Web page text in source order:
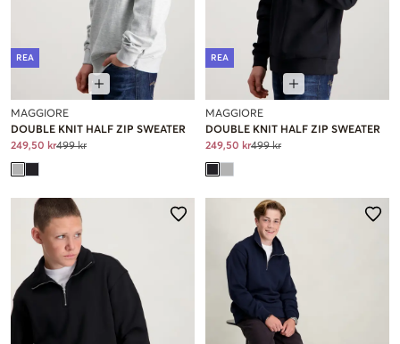
REA
MAGGIORE
DOUBLE KNIT HALF ZIP SWEATER
249,50 kr499 kr
REA
MAGGIORE
DOUBLE KNIT HALF ZIP SWEATER
249,50 kr499 kr